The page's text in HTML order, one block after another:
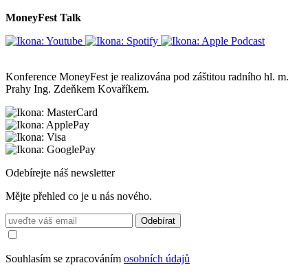
MoneyFest Talk
Konference MoneyFest je realizována pod záštitou radního hl. m.
Prahy Ing. Zdeňkem Kovaříkem.
Odebírejte náš newsletter
Mějte přehled co je u nás nového.
Odebírat
Souhlasím se zpracováním osobních údajů